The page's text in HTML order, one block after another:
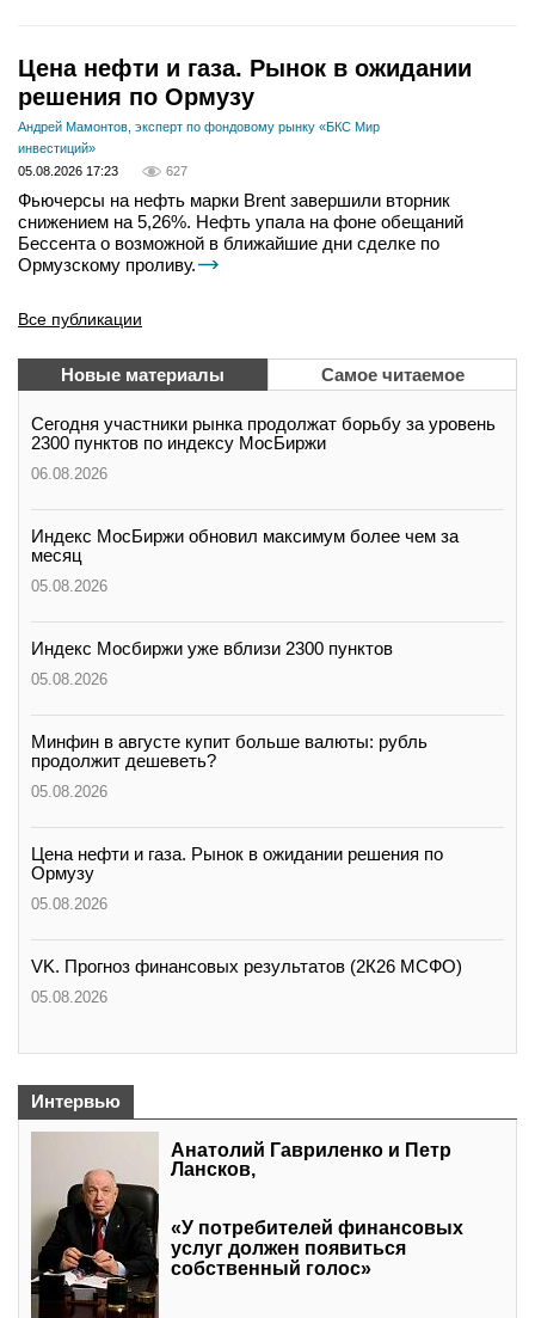
Цена нефти и газа. Рынок в ожидании
решения по Ормузу
Андрей Мамонтов, эксперт по фондовому рынку «БКС Мир
инвестиций»
05.08.2026 17:23
627
Фьючерсы на нефть марки Brent завершили вторник
снижением на 5,26%. Нефть упала на фоне обещаний
Бессента о возможной в ближайшие дни сделке по
Ормузскому проливу.
Все публикации
Новые материалы Самое читаемое
Сегодня участники рынка продолжат борьбу за уровень
2300 пунктов по индексу МосБиржи
06.08.2026
Индекс МосБиржи обновил максимум более чем за
месяц
05.08.2026
Индекс Мосбиржи уже вблизи 2300 пунктов
05.08.2026
Минфин в августе купит больше валюты: рубль
продолжит дешеветь?
05.08.2026
Цена нефти и газа. Рынок в ожидании решения по
Ормузу
05.08.2026
VK. Прогноз финансовых результатов (2К26 МСФО)
05.08.2026
Интервью
Анатолий Гавриленко и Петр
Лансков,
«У потребителей финансовых
услуг должен появиться
собственный голос»